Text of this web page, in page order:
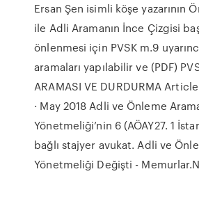
Ersan Şen isimli köşe yazarının
ile Adli Aramanın İnce Çizgisi
önlenmesi için PVSK m.9
aramaları yapılabilir ve (PDF)
ARAMASI VE DURDURMA
· May 2018 Adli ve Önleme
Yönetmeliği’nin 6 (AÖAY27. 1
bağlı stajyer avukat. Adli ve
Yönetmeliği Değişti -